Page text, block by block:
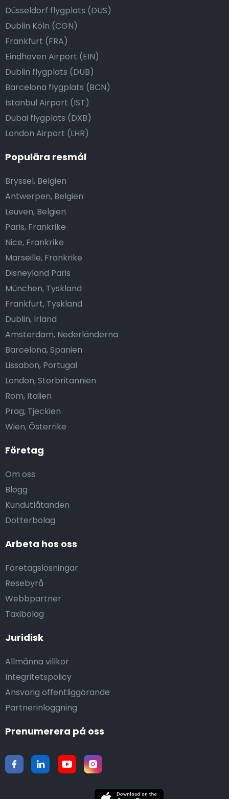
Företag
Om oss
Blogg
Kundutlåtanden
Dotterbolag
Arbeta hos oss
Företagslösningar
Resebyrå
Webbpartner
Taxibolag
Juridisk
Allmänna villkor
Integritetspolicy
Ansvarig offentliggörande
Partnerinloggning
Düsseldorf flygplats (DUS)
Dublin Köln (CGN)
Frankfurt (FRA)
Eindhoven Airport (EIN)
Dublin flygplats (DUB)
Barcelona flygplats (BCN)
Istanbul Airport (IST)
Dubai flygplats (DXB)
London Airport (LHR)
Populära resmål
Bryssel, Belgien
Antwerpen, Belgien
Leuven, Belgien
Paris, Frankrike
Nice, Frankrike
Marseille, Frankrike
Disneyland Paris
München, Tyskland
Frankfurt, Tyskland
Dublin, Irland
Amsterdam, Nederländerna
Barcelona, Spanien
Lissabon, Portugal
London, Storbritannien
Rom, Italien
Prag, Tjeckien
Wien, Österrike
Prenumerera på oss